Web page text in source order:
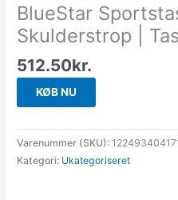
BlueStar
Skulderstrop |
512.50kr.
KØB NU
Varenummer (SKU):
Kategori: Ukategoriseret